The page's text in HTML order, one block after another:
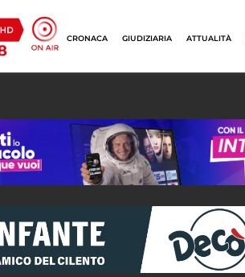
CRONACA GIUDIZIARIA ATTUALITÀ